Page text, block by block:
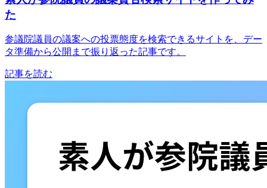
た
参議院議員の議案への投票態度を検索できるサイトを、デー
タ準備から公開まで振り返った記事です。
記事を読む